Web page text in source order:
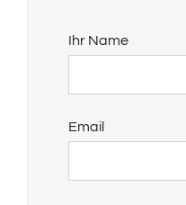
Ihr Name
Email